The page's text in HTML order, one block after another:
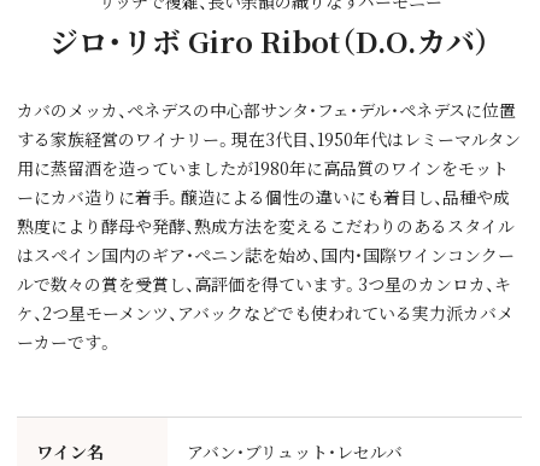
ジロ・リボ Giro Ribot（D.O.カバ）
カバのメッカ、ペネデスの中心部サンタ・フェ・デル・ペネデスに位置
する家族経営のワイナリー。現在3代目、1950年代はレミーマルタン
用に蒸留酒を造っていましたが1980年に高品質のワインをモット
ーにカバ造りに着手。醸造による個性の違いにも着目し、品種や成
熟度により酵母や発酵、熟成方法を変えるこだわりのあるスタイル
はスペイン国内のギア・ペニン誌を始め、国内・国際ワインコンクー
ルで数々の賞を受賞し、高評価を得ています。3つ星のカンロカ、キ
ケ、2つ星モーメンツ、アバックなどでも使われている実力派カバメ
ーカーです。
ワイン名 アバン・ブリュット・レセルバ